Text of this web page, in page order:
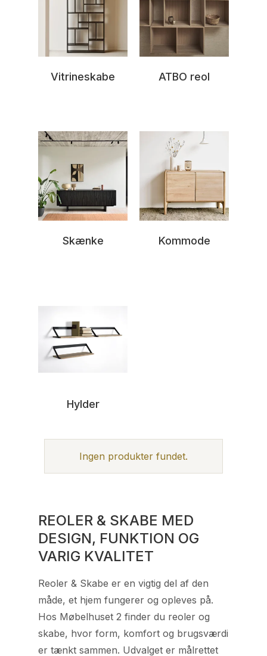
Vitrineskabe ATBO reol
Skænke Kommode
Hylder
Ingen produkter fundet.
REOLER & SKABE MED
DESIGN, FUNKTION OG
VARIG KVALITET
Reoler & Skabe er en vigtig del af den
måde, et hjem fungerer og opleves på.
Hos Møbelhuset 2 finder du reoler og
skabe, hvor form, komfort og brugsværdi
er tænkt sammen. Udvalget er målrettet